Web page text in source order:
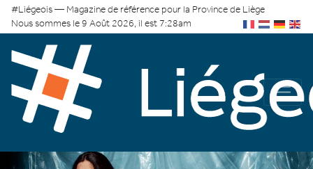
#Liégeois — Magazine de référence pour la Province de Liège
Nous sommes le 9 Août 2026, il est 7:28am